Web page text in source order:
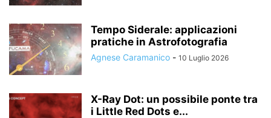
Tempo Siderale: applicazioni
pratiche in Astrofotografia
Agnese Caramanico - 10 Luglio 2026
X-Ray Dot: un possibile ponte tra
i Little Red Dots e...